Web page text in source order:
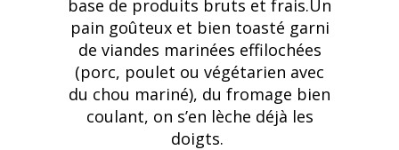
base de produits bruts et frais.Un
pain goûteux et bien toasté garni
de viandes marinées effilochées
(porc, poulet ou végétarien avec
du chou mariné), du fromage bien
coulant, on s’en lèche déjà les
doigts.